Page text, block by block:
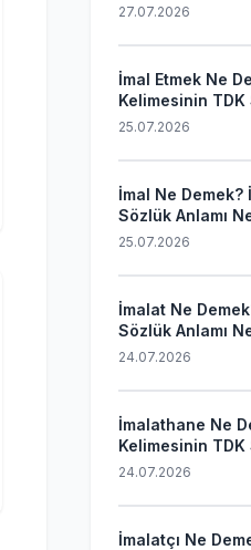
27.07.2026
İmal Etmek Ne
Kelimesinin TDK
25.07.2026
İmal Ne Demek?
Sözlük Anlamı
25.07.2026
İmalat Ne
Sözlük Anlamı
24.07.2026
İmalathane Ne
Kelimesinin TDK
24.07.2026
İmalatçı Ne